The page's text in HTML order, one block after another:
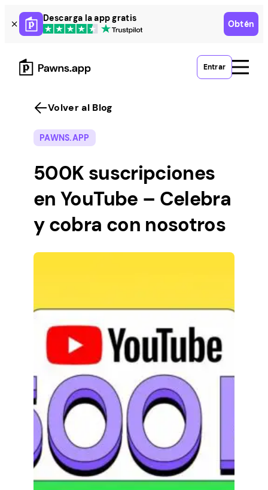
Skip
to
content
Descarga la app gratis
Obtén
Entrar
Volver al Blog
PAWNS.APP
500K suscripciones
en YouTube – Celebra
y cobra con nosotros